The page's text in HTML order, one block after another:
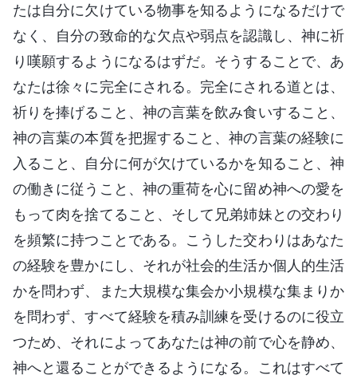
たは自分に欠けている物事を知るようになるだけで
なく、自分の致命的な欠点や弱点を認識し、神に祈
り嘆願するようになるはずだ。そうすることで、あ
なたは徐々に完全にされる。完全にされる道とは、
祈りを捧げること、神の言葉を飲み食いすること、
神の言葉の本質を把握すること、神の言葉の経験に
入ること、自分に何が欠けているかを知ること、神
の働きに従うこと、神の重荷を心に留め神への愛を
もって肉を捨てること、そして兄弟姉妹との交わり
を頻繁に持つことである。こうした交わりはあなた
の経験を豊かにし、それが社会的生活か個人的生活
かを問わず、また大規模な集会か小規模な集まりか
を問わず、すべて経験を積み訓練を受けるのに役立
つため、それによってあなたは神の前で心を静め、
神へと還ることができるようになる。これはすべて